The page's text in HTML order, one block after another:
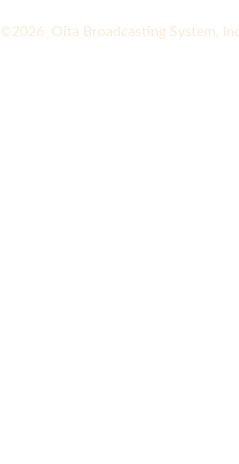
©2026 Oita Broadcasting System,